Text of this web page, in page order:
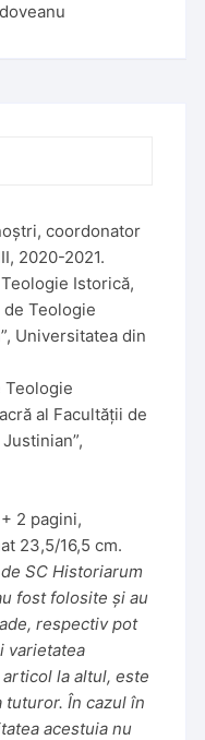
coordonator
2020-2021.
Istorică,
Teologie
Universitatea din
Teologie
al Facultății de
2 pagini,
23,5/16,5 cm.
SC Historiarum
fost folosite și au
respectiv pot
varietatea
la altul, este
În cazul în
acestuia nu